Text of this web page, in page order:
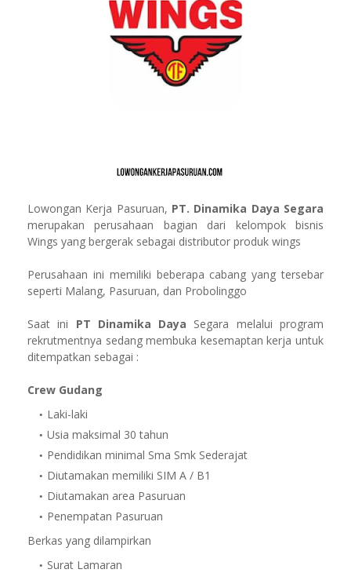
Lowongan Kerja Pasuruan, PT. Dinamika Daya Segara
merupakan perusahaan bagian dari kelompok bisnis
Wings yang bergerak sebagai distributor produk wings
Perusahaan ini memiliki beberapa cabang yang tersebar
seperti Malang, Pasuruan, dan Probolinggo
Saat ini PT Dinamika Daya Segara melalui program
rekrutmentnya sedang membuka kesemaptan kerja untuk
ditempatkan sebagai :
Crew Gudang
Laki-laki
Usia maksimal 30 tahun
Pendidikan minimal Sma Smk Sederajat
Diutamakan memiliki SIM A / B1
Diutamakan area Pasuruan
Penempatan Pasuruan
Berkas yang dilampirkan
Surat Lamaran